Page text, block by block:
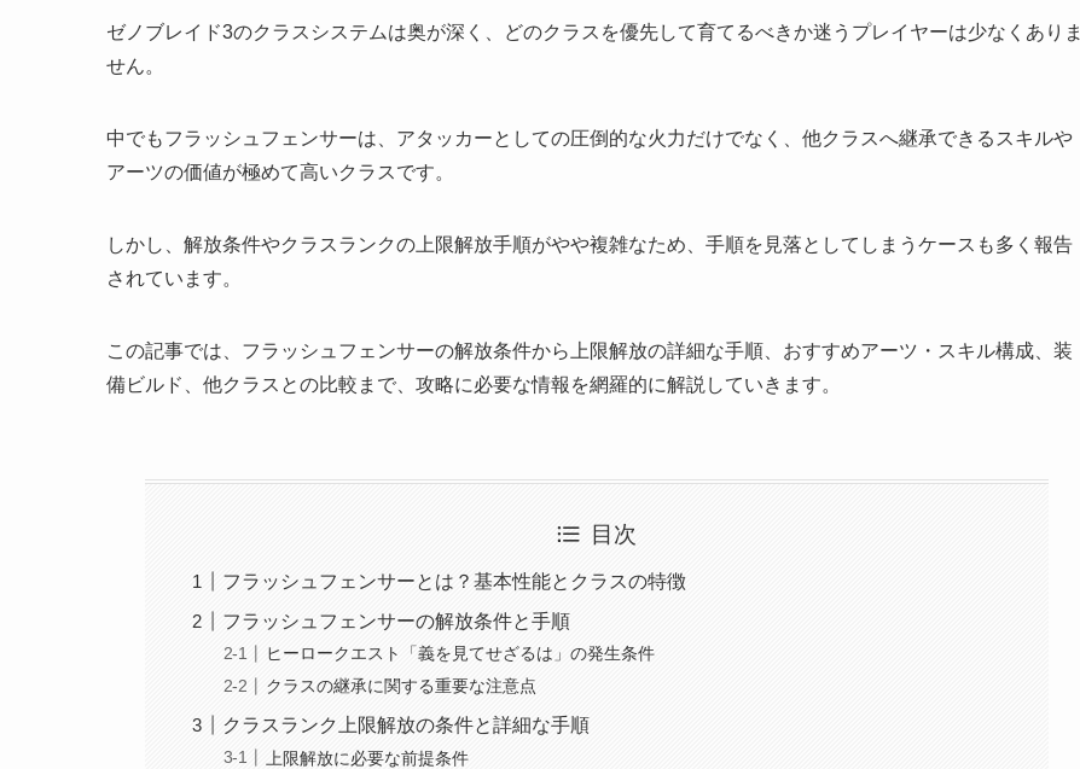
ゼノブレイド3のクラスシステムは奥が深く、どのクラスを優先して育てるべきか迷うプレイヤーは少なくありま
せん。
中でもフラッシュフェンサーは、アタッカーとしての圧倒的な火力だけでなく、他クラスへ継承できるスキルや
アーツの価値が極めて高いクラスです。
しかし、解放条件やクラスランクの上限解放手順がやや複雑なため、手順を見落としてしまうケースも多く報告
されています。
この記事では、フラッシュフェンサーの解放条件から上限解放の詳細な手順、おすすめアーツ・スキル構成、装
備ビルド、他クラスとの比較まで、攻略に必要な情報を網羅的に解説していきます。
目次
フラッシュフェンサーとは？基本性能とクラスの特徴
フラッシュフェンサーの解放条件と手順
ヒーロークエスト「義を見てせざるは」の発生条件
クラスの継承に関する重要な注意点
クラスランク上限解放の条件と詳細な手順
上限解放に必要な前提条件